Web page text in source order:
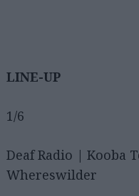
LINE-UP
1/6
Deaf Radio | Kooba
Whereswilder